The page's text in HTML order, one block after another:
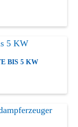
BIS 5 KW